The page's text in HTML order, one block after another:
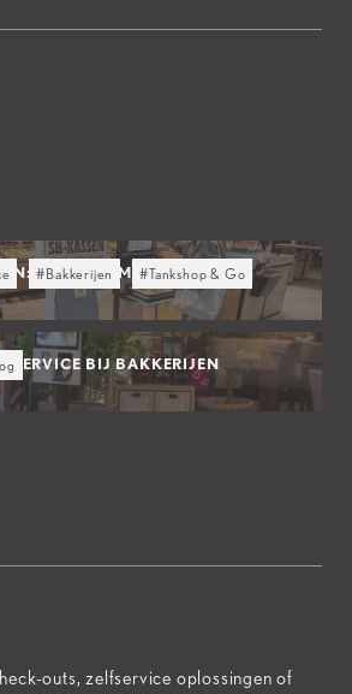
#Bakkerijen #Tankshop & Go
DE TOEKOMST VAN SELF-
SERVICE BIJ BAKKERIJEN
outs, zelfservice oplossingen of